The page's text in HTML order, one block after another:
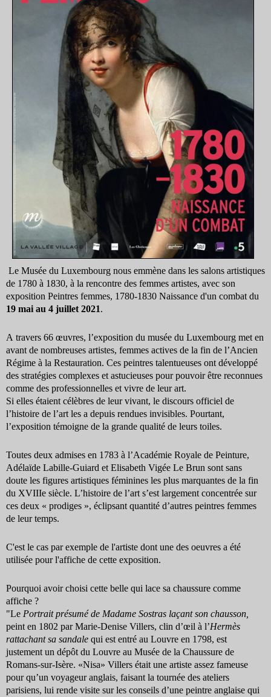
Le Musée du Luxembourg nous emmène dans les salons artistiques
de 1780 à 1830, à la rencontre des femmes artistes, avec son
exposition Peintres femmes, 1780-1830 Naissance d'un combat du
19 mai au 4 juillet 2021.
A travers 66 œuvres, l’exposition du musée du Luxembourg met en
avant de nombreuses artistes, femmes actives de la fin de l’Ancien
Régime à la Restauration. Ces peintres talentueuses ont développé
des stratégies complexes et astucieuses pour pouvoir être reconnues
comme des professionnelles et vivre de leur art.
Si elles étaient célèbres de leur vivant, le discours officiel de
l’histoire de l’art les a depuis rendues invisibles. Pourtant,
l’exposition témoigne de la grande qualité de leurs toiles.
Toutes deux admises en 1783 à l’Académie Royale de Peinture,
Adélaïde Labille-Guiard et Elisabeth Vigée Le Brun sont sans
doute les figures artistiques féminines les plus marquantes de la fin
du XVIIIe siècle. L’histoire de l’art s’est largement concentrée sur
ces deux « prodiges », éclipsant quantité d’autres peintres femmes
de leur temps.
C'est le cas par exemple de l'artiste dont une des oeuvres a été
utilisée pour l'affiche de cette exposition.
Pourquoi avoir choisi cette belle qui lace sa chaussure comme
affiche ?
"Le Portrait présumé de Madame Sostras laçant son chausson,
peint en 1802 par Marie-Denise Villers, clin d’œil à l’Hermès
rattachant sa sandale qui est entré au Louvre en 1798, est
justement un dépôt du Louvre au Musée de la Chaussure de
Romans-sur-Isère. «Nisa» Villers était une artiste assez fameuse
pour qu’un voyageur anglais, faisant la tournée des ateliers
parisiens, lui rende visite sur les conseils d’une peintre anglaise qui